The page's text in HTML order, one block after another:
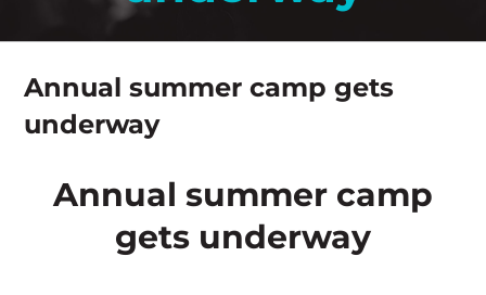
Annual summer camp gets
underway
Annual summer camp
gets underway